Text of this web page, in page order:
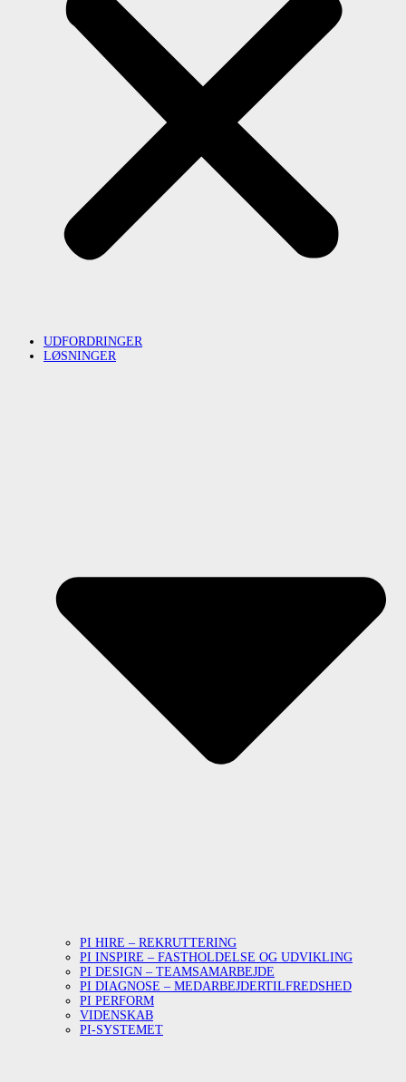
UDFORDRINGER
LØSNINGER
PI HIRE – REKRUTTERING
PI INSPIRE – FASTHOLDELSE OG UDVIKLING
PI DESIGN – TEAMSAMARBEJDE
PI DIAGNOSE – MEDARBEJDERTILFREDSHED
PI PERFORM
VIDENSKAB
PI-SYSTEMET